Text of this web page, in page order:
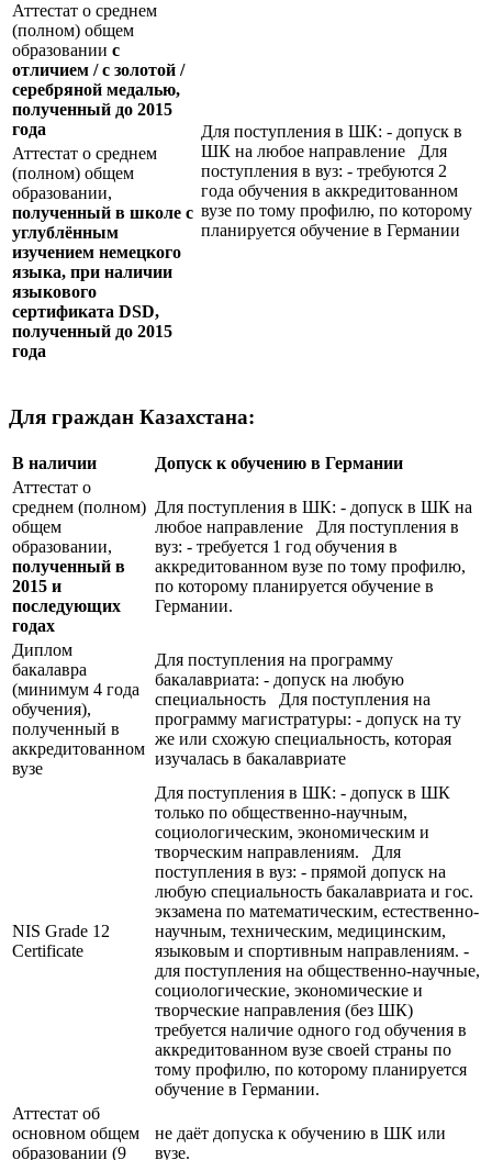
Аттестат о среднем
(полном) общем
образовании с
отличием / с золотой /
серебряной медалью,
полученный до 2015
года
Для поступления в ШК: - допуск в
ШК на любое направление Для
поступления в вуз: - требуются 2
года обучения в аккредитованном
вузе по тому профилю, по которому
планируется обучение в Германии
Аттестат о среднем
(полном) общем
образовании,
полученный в школе с
углублённым
изучением немецкого
языка, при наличии
языкового
сертификата DSD,
полученный до 2015
года
Для граждан Казахстана:
В наличии
Допуск к обучению в Германии
Аттестат о
среднем (полном)
общем
образовании,
полученный в
2015 и
последующих
годах
Для поступления в ШК: - допуск в ШК на
любое направление Для поступления в
вуз: - требуется 1 год обучения в
аккредитованном вузе по тому профилю,
по которому планируется обучение в
Германии.
Диплом
бакалавра
(минимум 4 года
обучения),
полученный в
аккредитованном
вузе
Для поступления на программу
бакалавриата: - допуск на любую
специальность Для поступления на
программу магистратуры: - допуск на ту
же или схожую специальность, которая
изучалась в бакалавриате
NIS Grade 12
Certificate
Для поступления в ШК: - допуск в ШК
только по общественно-научным,
социологическим, экономическим и
творческим направлениям. Для
поступления в вуз: - прямой допуск на
любую специальность бакалавриата и гос.
экзамена по математическим, естественно-
научным, техническим, медицинским,
языковым и спортивным направлениям. -
для поступления на общественно-научные,
социологические, экономические и
творческие направления (без ШК)
требуется наличие одного год обучения в
аккредитованном вузе своей страны по
тому профилю, по которому планируется
обучение в Германии.
Аттестат об
основном общем
образовании (9
не даёт допуска к обучению в ШК или
вузе.